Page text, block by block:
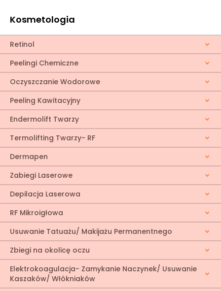
Kosmetologia
Retinol
Peelingi Chemiczne
Oczyszczanie Wodorowe
Peeling Kawitacyjny
Endermolift Twarzy
Termolifting Twarzy- RF
Dermapen
Zabiegi Laserowe
Depilacja Laserowa
RF Mikroigłowa
Usuwanie Tatuażu/ Makijażu Permanentnego
Zbiegi na okolicę oczu
Elektrokoagulacja- Zamykanie Naczynek/ Usuwanie
Kaszaków/ Włókniaków